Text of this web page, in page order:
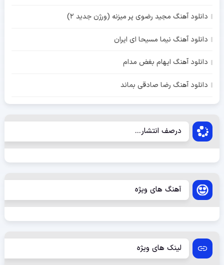
دانلود آهنگ مجید رضوی پر میزنه (ورژن جدید 2)
دانلود آهنگ نیما مسیحا ای ایران
دانلود آهنگ ایهام بغض مدام
دانلود آهنگ رضا صادقی بماند
درصف انتشار...
آهنگ های ویژه
لینک های ویژه